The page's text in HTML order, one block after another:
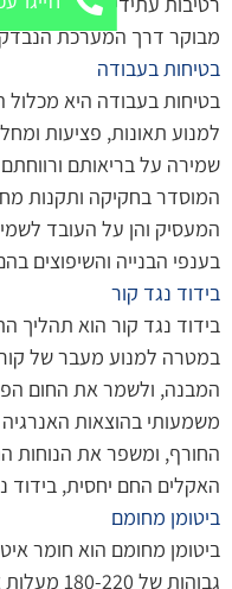
מבוקר דרך המערכת
בטיחות בעבודה
בטיחות בעבודה היא מכלול
למנוע תאונות, פציעות
שמירה על בריאותם
המוסדר בחקיקה ותקנות
המעסיק והן על העובד
בענפי הבנייה והשיפוצים
בידוד נגד קור
בידוד נגד קור הוא תהליך
במטרה למנוע מעבר של
המבנה, ולשמר את החום
משמעותי בהוצאות
החורף, ומשפר את הנוחות
האקלים החם יחסית, בידוד
ביטומן מחומם
ביטומן מחומם הוא חומר
גבוהות